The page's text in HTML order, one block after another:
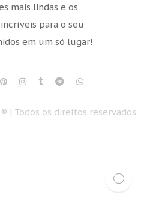
mais lindas e os
para o seu
em um só lugar!
| Todos os direitos reservados